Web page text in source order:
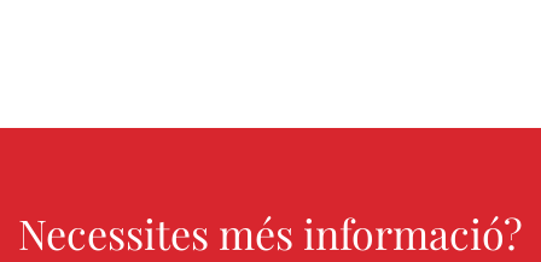
Necessites més informació?